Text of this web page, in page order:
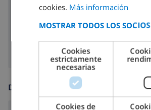
lavavajillas
lavadora
DIVERSIÓN
cookies. Más información
MOSTRAR TODOS LOS SOCIOS
Cookies
estrictamente
necesarias
Cookies de